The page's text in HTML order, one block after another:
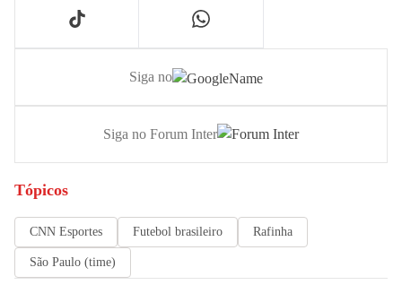
Siga no
Siga no Forum Inter
Tópicos
CNN Esportes Futebol brasileiro Rafinha
São Paulo (time)